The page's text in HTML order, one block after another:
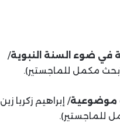
في ضوء السنة النبوية/
موضوعية/ إبراهيم زكريا زين